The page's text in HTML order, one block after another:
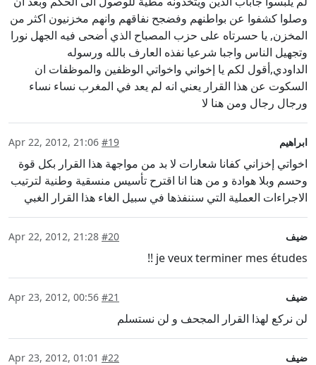
وصلوا كشفوا عن بواطنهم وفضجح نفاقهم وانهم مخزنيون اكثر من
المخزن, يا حسرتاه على حزب المصباح الذي أضحى فيه الجهل نورا
وتجهيل الناس واجبا شرعيا نفذه العارف بالله ورسوله
الداودي,أقول لكم يا إخواني واخواتي الوظفين والموظفات ان
السكوت عن هذا القرار يعني انه لم يعد في المغرب نساء نساء
ورجال رجال ومن هنا لا
ابراهيم #19
اخواتي إخزاني كفانا شعارات لا بد من مواجهة هذا القرار بكل قوة
وحسم وبلا هوادة و من هنا انا اقترح تأسيس منسقية وطنية لترتيب
الاجراءات العملية التي سننفذها في سبيل الغاء هذا القرار الغبي
ضيف #20
je veux terminer mes études !!
ضيف #21
لن نركع لهذا القرار المجحف و لن نستسلم
ضيف #22